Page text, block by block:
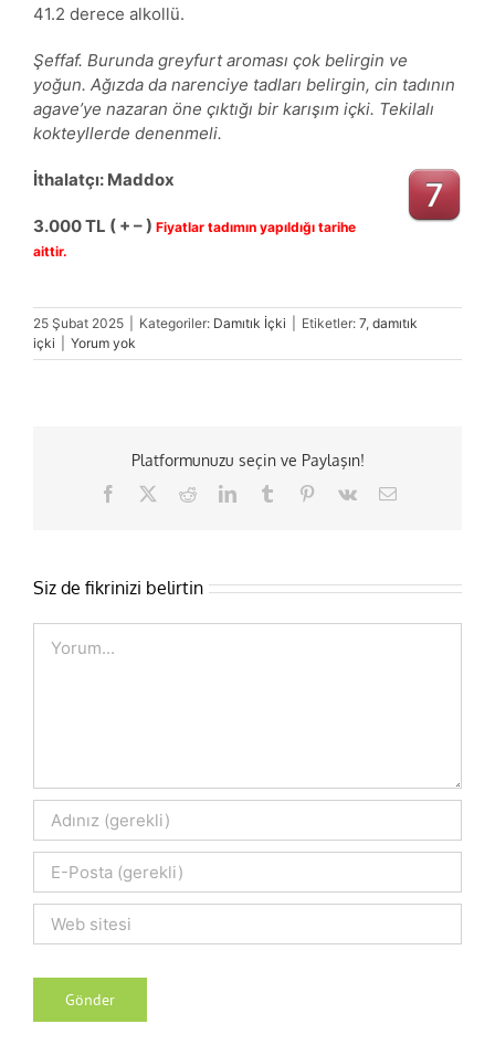
41.2 derece alkollü.
Şeffaf. Burunda greyfurt aroması çok belirgin ve
yoğun. Ağızda da narenciye tadları belirgin, cin tadının
agave’ye nazaran öne çıktığı bir karışım içki. Tekilalı
kokteyllerde denenmeli.
İthalatçı: Maddox
3.000TL ( + – ) Fiyatlar tadımın yapıldığı tarihe
aittir.
25 Şubat 2025 Kategoriler: Damıtık İçki Etiketler: 7 damıtık
içki
Yorum yok
Platformunuzu seçin ve Paylaşın!
Facebook RedditLinkedInTumblr Pinterest
Vk
E-
Siz de fikrinizi belirtin